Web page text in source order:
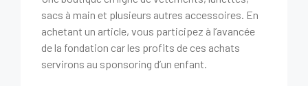
sacs à main et plusieurs autres accessoires. En
achetant un article, vous participez à l’avancée
de la fondation car les profits de ces achats
servirons au sponsoring d’un enfant.